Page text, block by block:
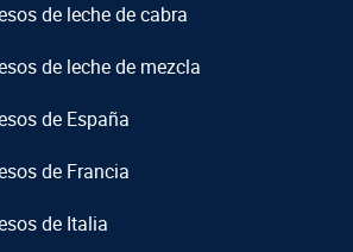
de leche de cabra
de leche de mezcla
de España
de Francia
de Italia